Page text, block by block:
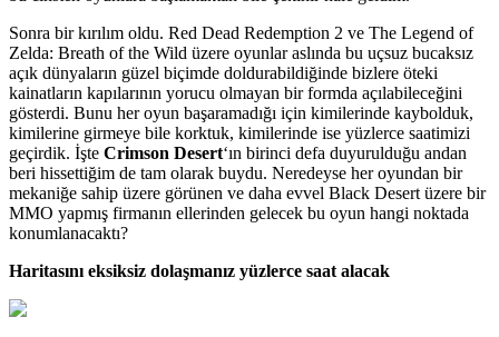
Sonra bir kırılım oldu. Red Dead Redemption 2 ve The Legend of
Zelda: Breath of the Wild üzere oyunlar aslında bu uçsuz bucaksız
açık dünyaların güzel biçimde doldurabildiğinde bizlere öteki
kainatların kapılarının yorucu olmayan bir formda açılabileceğini
gösterdi. Bunu her oyun başaramadığı için kimilerinde kaybolduk,
kimilerine girmeye bile korktuk, kimilerinde ise yüzlerce saatimizi
geçirdik. İşte Crimson Desert‘ın birinci defa duyurulduğu andan
beri hissettiğim de tam olarak buydu. Neredeyse her oyundan bir
mekaniğe sahip üzere görünen ve daha evvel Black Desert üzere bir
MMO yapmış firmanın ellerinden gelecek bu oyun hangi noktada
konumlanacaktı?
Haritasını eksiksiz dolaşmanız yüzlerce saat alacak